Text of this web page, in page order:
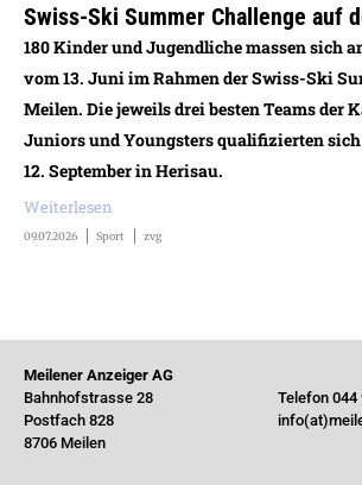
Swiss-Ski Summer Challenge auf
180 Kinder und Jugendliche massen sich
vom 13. Juni im Rahmen der Swiss-Ski
Meilen. Die jeweils drei besten Teams der
Juniors und Youngsters qualifizierten
12. September in Herisau.
Weiterlesen
09.07.2026 Sport zvg
Meilener Anzeiger AG
Bahnhofstrasse 28
Postfach 828
8706 Meilen
Telefon 044